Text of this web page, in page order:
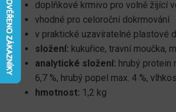
doplňkové krmivo pro volně žijící
vhodné pro celoroční dokrmování
v praktické uzavíratelné plastové
složení: kukuřice, travní moučka,
analytické složení: hrubý protein
6,7 %, hrubý popel max. 4 %,
hmotnost: 1,2 kg